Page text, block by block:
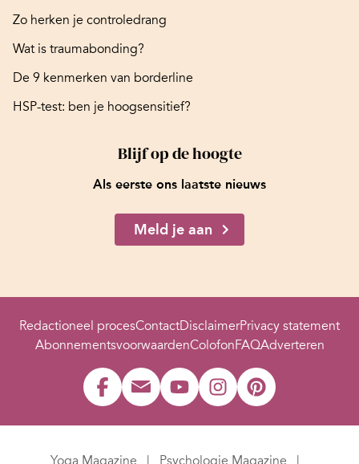
Zo herken je controledrang
Wat is traumabonding?
De 9 kenmerken van borderline
HSP-test: ben je hoogsensitief?
Blijf op de hoogte
Als eerste ons laatste nieuws
Meld je aan
Redactioneel procesContactDisclaimerPrivacy statement
AbonnementsvoorwaardenColofonFAQAdverteren